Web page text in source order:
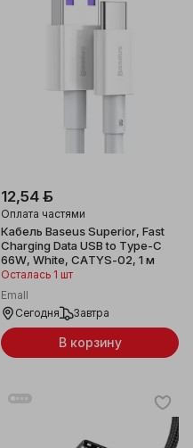
12,54 ƃ
Оплата частями
Кабель Baseus Superior, Fast
Charging Data USB to Type-C
66W, White, CATYS-02, 1 м
Осталась 1 шт
Emall
Сегодня
Завтра
В корзину